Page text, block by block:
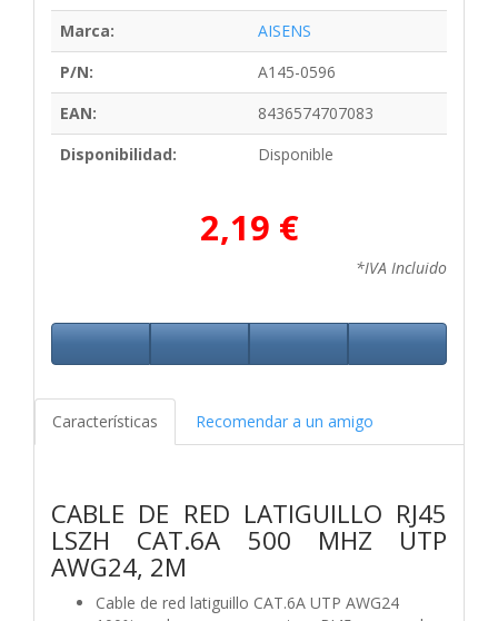
Marca:
AISENS
P/N:
A145-0596
EAN:
8436574707083
Disponibilidad:
Disponible
2,19 €
*IVA Incluido
Características Recomendar a un amigo
CABLE DE RED LATIGUILLO RJ45
LSZH CAT.6A 500 MHZ UTP
AWG24, 2M
Cable de red latiguillo CAT.6A UTP AWG24